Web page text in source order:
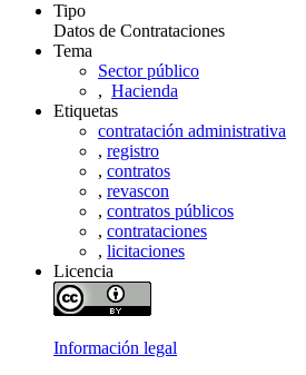
Tipo
Datos de Contrataciones
Tema
Sector público
, Hacienda
Etiquetas
contratación administrativa
, registro
, contratos
, revascon
, contratos públicos
, contrataciones
, licitaciones
Licencia
Información legal